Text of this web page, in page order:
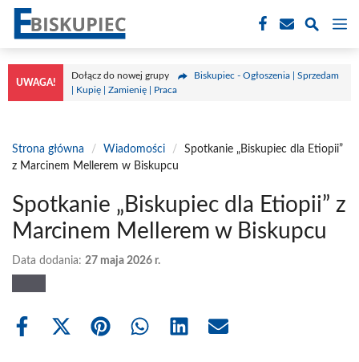
Przejdź
treści
UWAGA!
Dołącz do nowej grupy
Biskupiec - Ogłoszenia | Sprzedam
| Kupię | Zamienię | Praca
Strona główna / Wiadomości /
Spotkanie „Biskupiec dla Etiopii”
z Marcinem Mellerem w Biskupcu
Spotkanie „Biskupiec dla Etiopii” z
Marcinem Mellerem w Biskupcu
Data dodania: 27 maja 2026 r.
Share
Share Share Share Share Share